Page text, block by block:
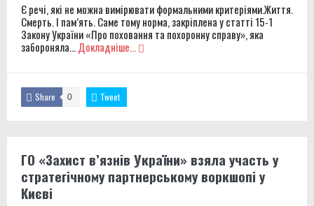
Є речі, які не можна вимірювати формальними критеріями.Життя.
Смерть. І пам’ять. Саме тому норма, закріплена у статті 15-1
Закону України «Про поховання та похоронну справу», яка
забороняла...Докладніше...
Share 0 Tweet
ГО «Захист в’язнів України» взяла участь у
стратегічному партнерському воркшопі у
Києві